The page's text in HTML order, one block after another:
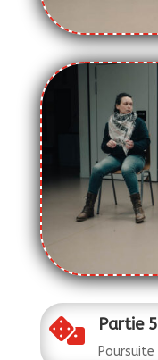
 Partie 5
Poursuite